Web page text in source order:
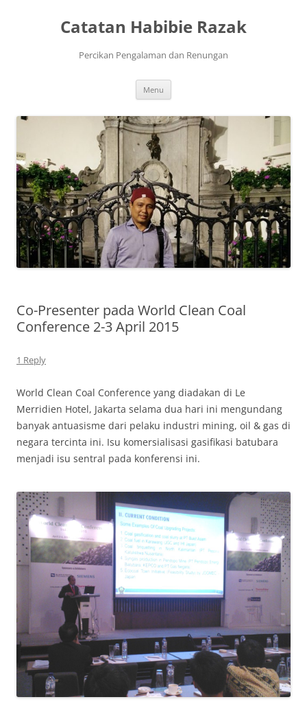
Catatan Habibie Razak
Percikan Pengalaman dan Renungan
Menu
Co-Presenter pada World Clean Coal
Conference 2-3 April 2015
1 Reply
World Clean Coal Conference yang diadakan di Le
Merridien Hotel, Jakarta selama dua hari ini mengundang
banyak antuasisme dari pelaku industri mining, oil & gas di
negara tercinta ini. Isu komersialisasi gasifikasi batubara
menjadi isu sentral pada konferensi ini.